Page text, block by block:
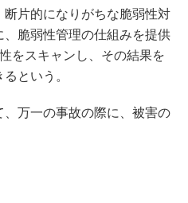
片的になりがちな脆弱性対
脆弱性管理の仕組みを提供
をスキャンし、その結果を
という。
万一の事故の際に、被害の